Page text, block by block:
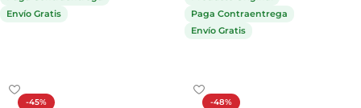
Envío Gratis
Paga Contraentrega
Envío Gratis
-45% -48%